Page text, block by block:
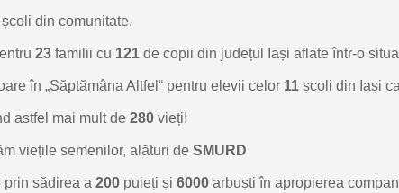
din comunitate.
23 familii cu 121 de copii din județul Iași aflate într-o
în „Săptămâna Altfel“ pentru elevii celor 11 școli din Iași
astfel mai mult de 280 vieți!
viețile semenilor, alături de SMURD
sădirea a 200 puieți și 6000 arbuști în apropierea